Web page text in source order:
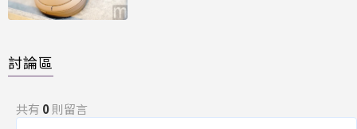
討論區
共有 0則留言